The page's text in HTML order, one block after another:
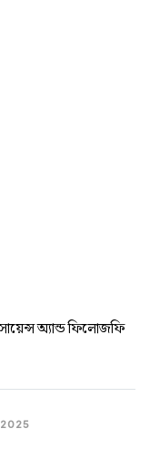
অ্যান্ড ফিলোজফি